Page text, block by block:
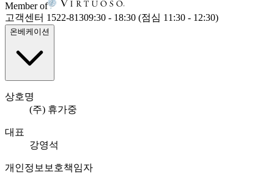
Member of
고객센터 1522-81309:30 - 18:30 (점심 11:30 - 12:30)
온베케이션
상호명
(주) 휴가중
대표
강영석
개인정보보호책임자